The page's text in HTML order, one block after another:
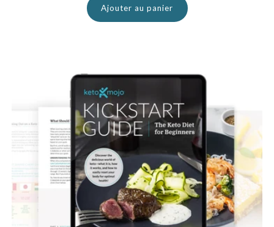
Ajouter au panier